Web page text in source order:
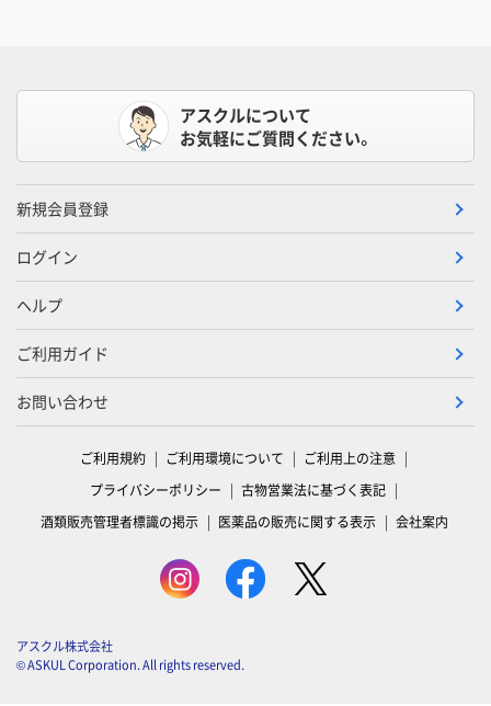
アスクルについて
お気軽にご質問ください。
新規会員登録
ログイン
ヘルプ
ご利用ガイド
お問い合わせ
ご利用規約 ご利用環境について
ご利用上の注意
プライバシーポリシー
古物営業法に基づく表記
酒類販売管理者標識の掲示
医薬品の販売に関する表示 会社案内
アスクル株式会社
© ASKUL Corporation. All rights reserved.